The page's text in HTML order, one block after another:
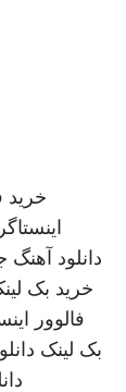
خرید
دانلود آهنگ
خرید بک
فالوور
بک لینک